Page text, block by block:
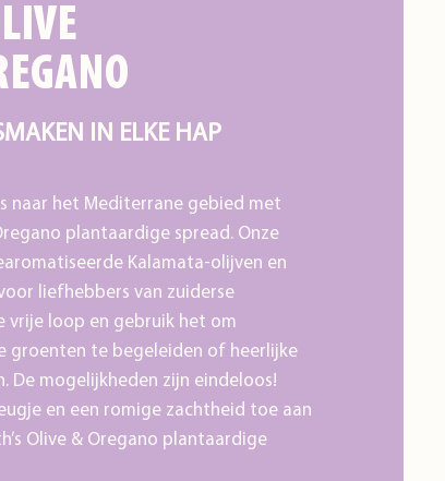
IN ELKE HAP
naar het Mediterrane gebied met
plantaardige spread. Onze
Kalamata-olijven en
liefhebbers van zuiderse
vrije loop en gebruik het om
groenten te begeleiden of heerlijke
De mogelijkheden zijn eindeloos!
en een romige zachtheid toe aan
Olive & Oregano plantaardige